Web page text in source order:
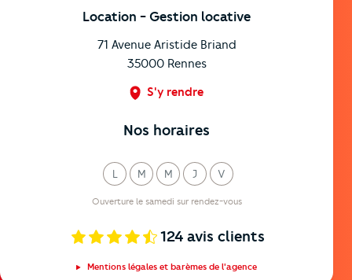
Location - Gestion locative
71 Avenue Aristide Briand
35000 Rennes
S'y rendre
Nos horaires
L
undi
M
ardi
M
ercredi
J
eudi
V
endredi
Ouverture le samedi sur rendez-vous
124 avis clients
Mentions légales et barèmes de l'agence